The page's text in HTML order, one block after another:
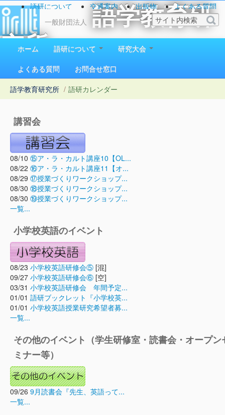
一般財団法人
語学教育研
究所
1923（大正12）年創立
語研について 交通案内 出版物
よくある質問
お問い合わせ
ホーム 語研について
研究大会
よくある質問
お問合せ窓口
語学教育研究所 / 語研カレンダー
講習会
08/10 ⑮ア・ラ・カルト講座10【OL...
08/22 ⑯ア・ラ・カルト講座11【オ...
08/29 ⑰授業づくりワークショップ...
08/30 ⑱授業づくりワークショップ...
08/30 ⑲授業づくりワークショップ...
一覧...
小学校英語のイベント
08/23 小学校英語研修会⑤ [混]
09/27 小学校英語研修会⑥ [空]
03/31 小学校英語研修会 年間予定...
01/01 語研ブックレット『小学校英...
01/01 小学校英語授業研究希望者募...
一覧...
その他のイベント（学生研修室・読書会・オープン
ミナー等）
09/26 9月読書会『先生、英語って...
一覧...